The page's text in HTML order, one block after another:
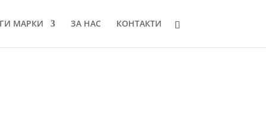
МАРКИ ЗА НАС КОНТАКТИ